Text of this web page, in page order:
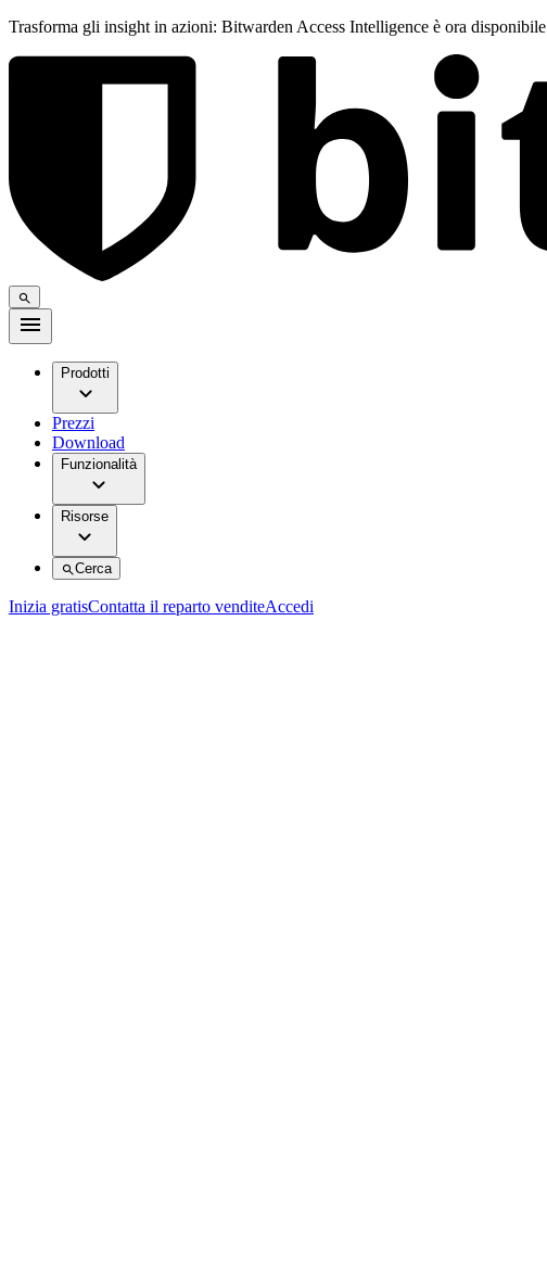
Trasforma gli insight in azioni: Bitwarden Access Intelligence è ora disponibile
Prodotti
Prezzi
Download
Funzionalità
Risorse
Cerca
Inizia gratisContatta il reparto venditeAccedi